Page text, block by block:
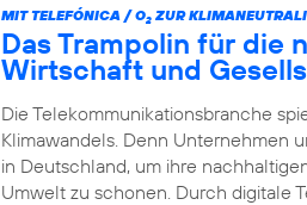
MIT TELEFÓNICA / O2 ZUR
Das Trampolin für die
Wirtschaft und
Die Telekommunikationsbranche
Klimawandels. Denn Unternehmen
in Deutschland, um ihre
Umwelt zu schonen. Durch digitale